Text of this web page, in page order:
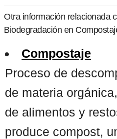
Otra información relacionada
Biodegradación en
Compostaje
Proceso de
de materia
de alimentos y
produce compost,